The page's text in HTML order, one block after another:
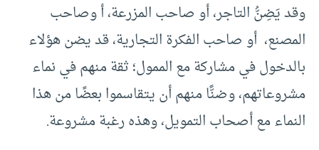
وقد يَضِنُّ التاجر، أو صاحب المزرعة، أ وصاحب
المصنع، أو صاحب الفكرة التجارية، قد يضن هؤلاء
بالدخول في مشاركة مع الممول؛ ثقة منهم في نماء
مشروعاتهم، وضنًّا منهم أن يتقاسموا بعضًا من هذا
النماء مع أصحاب التمويل، وهذه رغبة مشروعة.